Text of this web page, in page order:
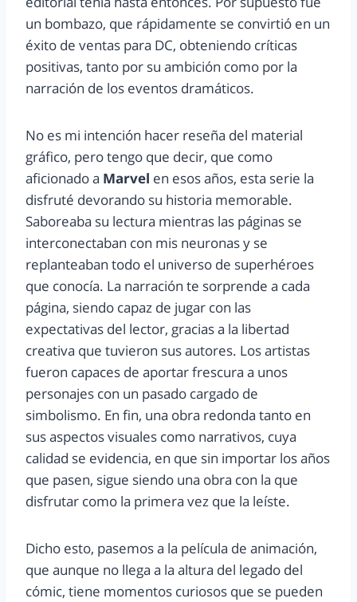
un bombazo, que rápidamente se convirtió en un
éxito de ventas para DC, obteniendo críticas
positivas, tanto por su ambición como por la
narración de los eventos dramáticos.
No es mi intención hacer reseña del material
gráfico, pero tengo que decir, que como
aficionado a Marvel en esos años, esta serie la
disfruté devorando su historia memorable.
Saboreaba su lectura mientras las páginas se
interconectaban con mis neuronas y se
replanteaban todo el universo de superhéroes
que conocía. La narración te sorprende a cada
página, siendo capaz de jugar con las
expectativas del lector, gracias a la libertad
creativa que tuvieron sus autores. Los artistas
fueron capaces de aportar frescura a unos
personajes con un pasado cargado de
simbolismo. En fin, una obra redonda tanto en
sus aspectos visuales como narrativos, cuya
calidad se evidencia, en que sin importar los años
que pasen, sigue siendo una obra con la que
disfrutar como la primera vez que la leíste.
Dicho esto, pasemos a la película de animación,
que aunque no llega a la altura del legado del
cómic, tiene momentos curiosos que se pueden